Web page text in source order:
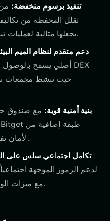
تنفيذ برسوم منخفضة:
يجعلها مثالية لعمليات تبادل عملات الميم المتكررة.
دعم متقدم لنظام الميم
بنية أمنية قوية:
الأمان تفتقر إليها المحافظ القياسية.
تكامل اجتماعي سلس على
لدعم الرموز الموجهة
مع ميزات الويب 3 القائمة على المجتمع.